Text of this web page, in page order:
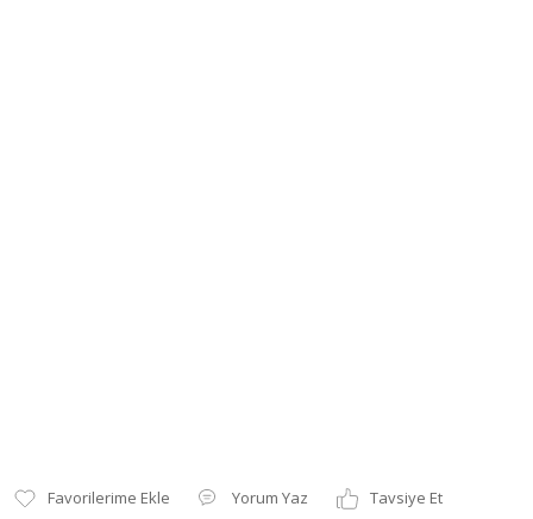
Yorum Yaz
Tavsiye Et